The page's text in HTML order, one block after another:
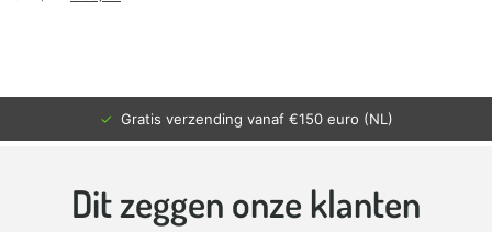
✓ Gratis verzending vanaf €150 euro (NL)
Dit zeggen onze klanten